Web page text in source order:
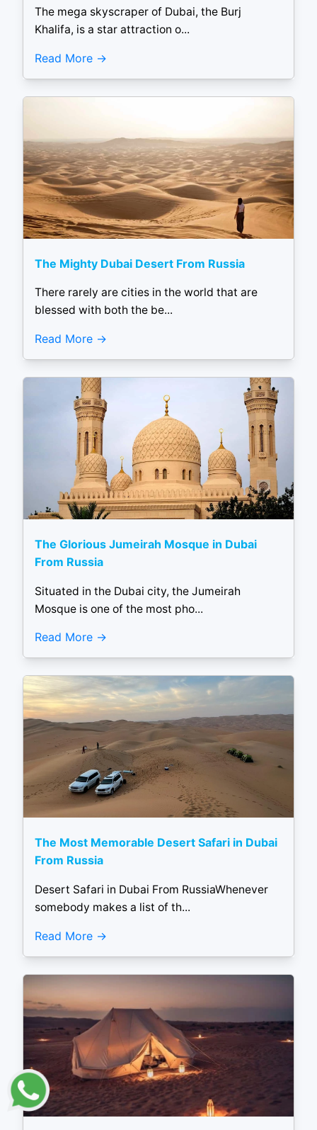
The mega skyscraper of Dubai, the Burj
Khalifa, is a star attraction o...
Read More
The Mighty Dubai Desert From Russia
There rarely are cities in the world that are
blessed with both the be...
Read More
The Glorious Jumeirah Mosque in Dubai
From Russia
Situated in the Dubai city, the Jumeirah
Mosque is one of the most pho...
Read More
The Most Memorable Desert Safari in Dubai
From Russia
Desert Safari in Dubai From RussiaWhenever
somebody makes a list of th...
Read More